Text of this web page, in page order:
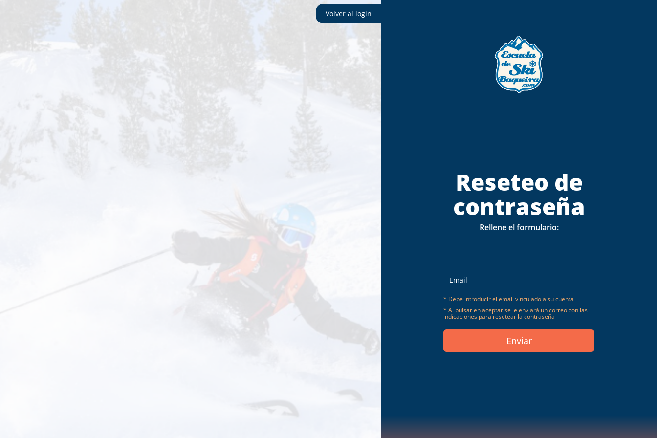
Volver al login
Reseteo de
contraseña
Rellene el formulario:
* Debe introducir el email vinculado a su cuenta
* Al pulsar en aceptar se le enviará un correo con las
indicaciones para resetear la contraseña